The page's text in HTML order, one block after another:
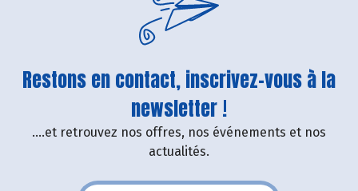
Restons en contact, inscrivez-vous à la
newsletter !
....et retrouvez nos offres, nos événements et nos
actualités.